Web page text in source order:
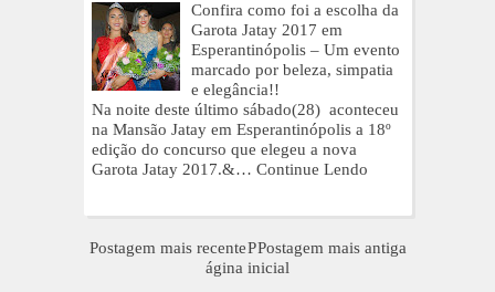
Confira como foi a escolha da
Garota Jatay 2017 em
Esperantinópolis – Um evento
marcado por beleza, simpatia
e elegância!!
Na noite deste último sábado(28) aconteceu
na Mansão Jatay em Esperantinópolis a 18º
edição do concurso que elegeu a nova
Garota Jatay 2017.&… Continue Lendo
Postagem mais recente Postagem mais antiga
P
ágina inicial